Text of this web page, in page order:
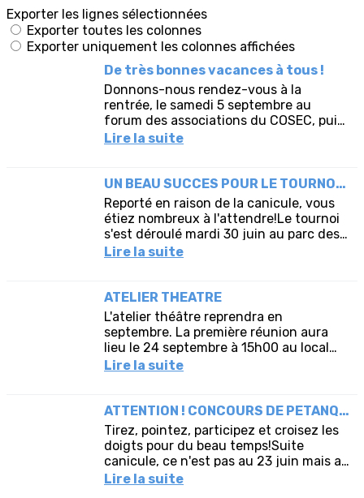
Exporter les lignes sélectionnées
Exporter toutes les colonnes
Exporter uniquement les colonnes affichées
De très bonnes vacances à tous !
Donnons-nous rendez-vous à la
rentrée, le samedi 5 septembre au
forum des associations du COSEC, puis
le jeudi 17 septembre pour le premier
Lire la suite
UN BEAU SUCCES POUR LE TOURNOI DE PETANQUE
Reporté en raison de la canicule, vous
étiez nombreux à l'attendre!Le tournoi
s'est déroulé mardi 30 juin au parc des
Elfes sous un beau soleil et a réuni 31
Lire la suite
ATELIER THEATRE
L'atelier théâtre reprendra en
septembre. La première réunion aura
lieu le 24 septembre à 15h00 au local
AVF." L’atelier théâtre est tout nouveau
Lire la suite
ATTENTION ! CONCOURS DE PETANQUE : REPORT LE 30 JUIN SUITE CANICULE
Tirez, pointez, participez et croisez les
doigts pour du beau temps!Suite
canicule, ce n'est pas au 23 juin mais au
30 juin que le concours de pétanque
Lire la suite